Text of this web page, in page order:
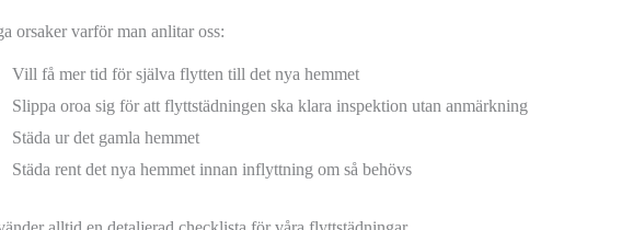
orsaker varför man anlitar oss:
Vill få mer tid för själva flytten till det nya hemmet
Slippa oroa sig för att flyttstädningen ska klara inspektion utan anmärkning
Städa ur det gamla hemmet
Städa rent det nya hemmet innan inflyttning om så behövs